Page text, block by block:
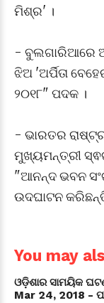
ମିଶ୍ର' ।
- ବୁଲଗାରିଆରେ
ଝିଅ 'ଅର୍ପିତା
୨୦୧୮" ପଦକ ।
- ଭାରତର
ମୁଖ୍ୟମନ୍ତ୍ରୀ
"ଆନନ୍ଦ ଭବନ
ଉଦଘାଟନ
You may
ଓଡ଼ିଶାର ସାମୟିକ
Mar 24, 2018 -